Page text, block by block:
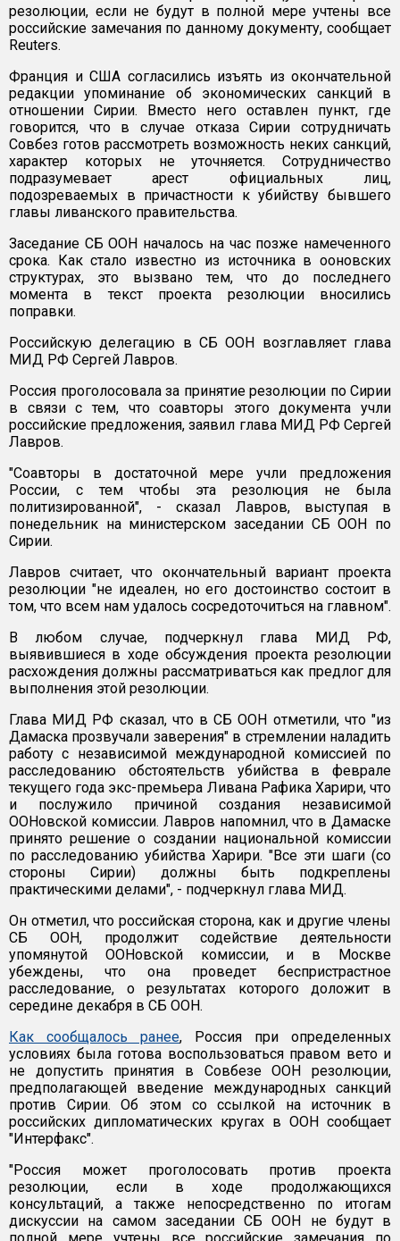
резолюции, если не будут в полной мере учтены все
российские замечания по данному документу, сообщает
Reuters.
Франция и США согласились изъять из окончательной
редакции упоминание об экономических санкций в
отношении Сирии. Вместо него оставлен пункт, где
говорится, что в случае отказа Сирии сотрудничать
Совбез готов рассмотреть возможность неких санкций,
характер которых не уточняется. Сотрудничество
подразумевает арест официальных лиц,
подозреваемых в причастности к убийству бывшего
главы ливанского правительства.
Заседание СБ ООН началось на час позже намеченного
срока. Как стало известно из источника в ооновских
структурах, это вызвано тем, что до последнего
момента в текст проекта резолюции вносились
поправки.
Российскую делегацию в СБ ООН возглавляет глава
МИД РФ Сергей Лавров.
Россия проголосовала за принятие резолюции по Сирии
в связи с тем, что соавторы этого документа учли
российские предложения, заявил глава МИД РФ Сергей
Лавров.
"Соавторы в достаточной мере учли предложения
России, с тем чтобы эта резолюция не была
политизированной", - сказал Лавров, выступая в
понедельник на министерском заседании СБ ООН по
Сирии.
Лавров считает, что окончательный вариант проекта
резолюции "не идеален, но его достоинство состоит в
том, что всем нам удалось сосредоточиться на главном".
В любом случае, подчеркнул глава МИД РФ,
выявившиеся в ходе обсуждения проекта резолюции
расхождения должны рассматриваться как предлог для
выполнения этой резолюции.
Глава МИД РФ сказал, что в СБ ООН отметили, что "из
Дамаска прозвучали заверения" в стремлении наладить
работу с независимой международной комиссией по
расследованию обстоятельств убийства в феврале
текущего года экс-премьера Ливана Рафика Харири, что
и послужило причиной создания независимой
ООНовской комиссии. Лавров напомнил, что в Дамаске
принято решение о создании национальной комиссии
по расследованию убийства Харири. "Все эти шаги (со
стороны Сирии) должны быть подкреплены
практическими делами", - подчеркнул глава МИД.
Он отметил, что российская сторона, как и другие члены
СБ ООН, продолжит содействие деятельности
упомянутой ООНовской комиссии, и в Москве
убеждены, что она проведет беспристрастное
расследование, о результатах которого доложит в
середине декабря в СБ ООН.
Как сообщалось ранее, Россия при определенных
условиях была готова воспользоваться правом вето и
не допустить принятия в Совбезе ООН резолюции,
предполагающей введение международных санкций
против Сирии. Об этом со ссылкой на источник в
российских дипломатических кругах в ООН сообщает
"Интерфакс".
"Россия может проголосовать против проекта
резолюции, если в ходе продолжающихся
консультаций, а также непосредственно по итогам
дискуссии на самом заседании СБ ООН не будут в
полной мере учтены все российские замечания по